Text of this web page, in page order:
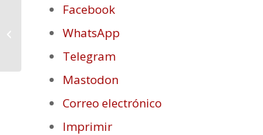
Facebook
WhatsApp
Telegram
Mastodon
Correo electrónico
Imprimir
Listado Provisional SORTEO: El viaje
de los cuerpos celestes